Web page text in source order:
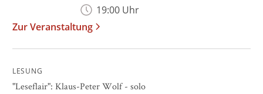
19:00 Uhr
Zur Veranstaltung
LESUNG
"Leseflair": Klaus-Peter Wolf - solo